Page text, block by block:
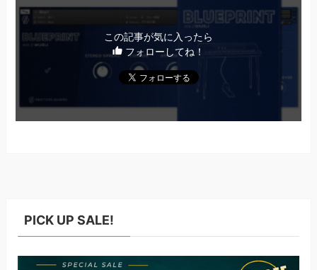
この記事が気に入ったら
フォローしてね！
PICK UP SALE!